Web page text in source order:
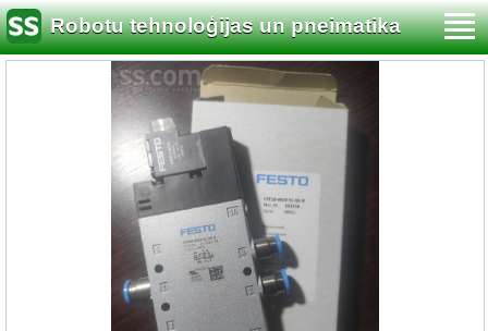
Robotu tehnoloģijas un pneimatika